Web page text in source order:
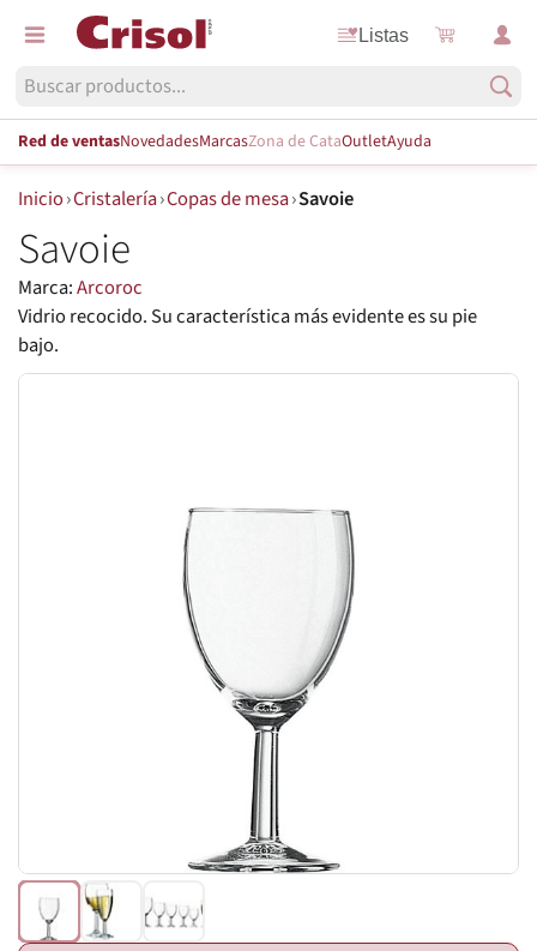
Listas
Red de ventasNovedadesMarcasZona de CataOutletAyuda
Inicio›Cristalería›Copas de mesa›Savoie
Savoie
Marca:Arcoroc
Vidrio recocido. Su característica más evidente es su pie
bajo.